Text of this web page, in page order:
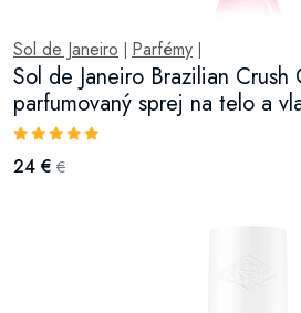
Sol de Janeiro Parfémy
Sol de Janeiro Brazilian
parfumovaný sprej na telo a
24 € €